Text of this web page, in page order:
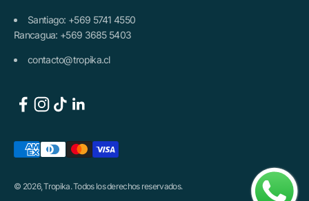
Santiago: +569 5741 4550
Rancagua: +569 3685 5403
contacto@tropika.cl
© 2026, Tropika. Todos los derechos reservados.